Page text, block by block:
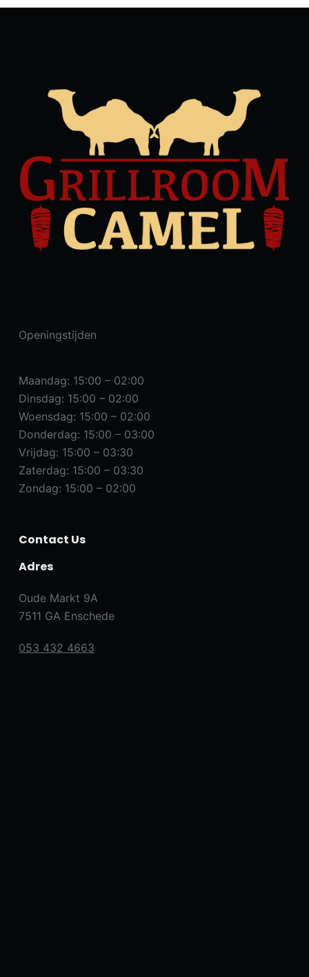
Openingstijden
Maandag: 15:00 – 02:00
Dinsdag: 15:00 – 02:00
Woensdag: 15:00 – 02:00
Donderdag: 15:00 – 03:00
Vrijdag: 15:00 – 03:30
Zaterdag: 15:00 – 03:30
Zondag: 15:00 – 02:00
Contact Us
Adres
Oude Markt 9A
7511 GA Enschede
053 432 4663